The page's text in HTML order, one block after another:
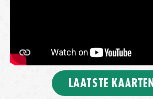
LAATSTE KAARTEN